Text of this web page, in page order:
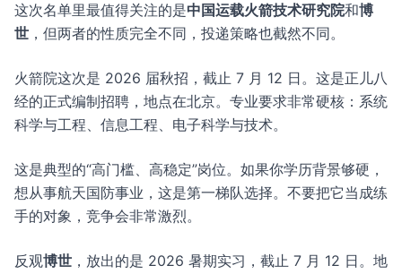
这次名单里最值得关注的是中国运载火箭技术研究院和博
世 ，但两者的性质完全不同，投递策略也截然不同。
火箭院这次是 2026 届秋招，截止 7 月 12 日。这是正儿八
经的正式编制招聘，地点在北京。专业要求非常硬核：系统
科学与工程、信息工程、电子科学与技术。
这是典型的“高门槛、高稳定”岗位。如果你学历背景够硬，
想从事航天国防事业，这是第一梯队选择。不要把它当成练
手的对象，竞争会非常激烈。
反观博世 ，放出的是 2026 暑期实习，截止 7 月 12 日。地